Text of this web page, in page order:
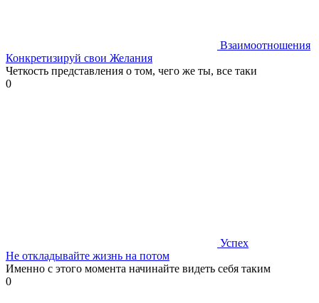
Взаимоотношения
Конкретизируй свои Желания
Четкость представления о том, чего же ты, все таки
0
Успех
Не откладывайте жизнь на потом
Именно с этого момента начинайте видеть себя таким
0